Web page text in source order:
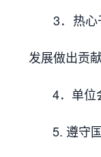
3．热
发展做出贡
4．单位
5. 遵守